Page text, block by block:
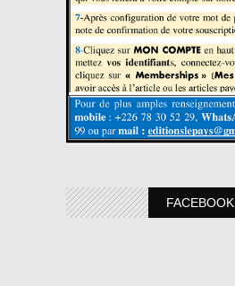
FACEBOOK